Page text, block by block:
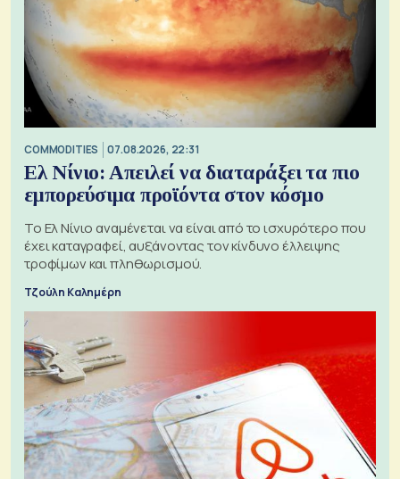
COMMODITIES 07.08.2026, 22:31
Ελ Νίνιο: Απειλεί να διαταράξει τα πιο
εμπορεύσιμα προϊόντα στον κόσμο
Το Ελ Νίνιο αναμένεται να είναι από το ισχυρότερο που
έχει καταγραφεί, αυξάνοντας τον κίνδυνο έλλειψης
τροφίμων και πληθωρισμού.
Τζούλη Καλημέρη